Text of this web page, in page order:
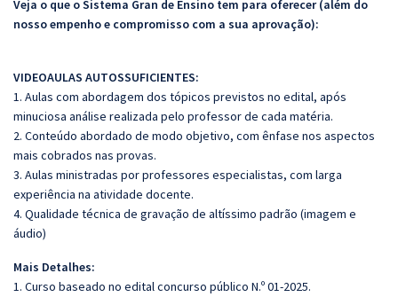
Veja o que o Sistema Gran de Ensino tem para oferecer (além do
nosso empenho e compromisso com a sua aprovação):
VIDEOAULAS AUTOSSUFICIENTES:
1. Aulas com abordagem dos tópicos previstos no edital, após
minuciosa análise realizada pelo professor de cada matéria.
2. Conteúdo abordado de modo objetivo, com ênfase nos aspectos
mais cobrados nas provas.
3. Aulas ministradas por professores especialistas, com larga
experiência na atividade docente.
4. Qualidade técnica de gravação de altíssimo padrão (imagem e
áudio)
Mais Detalhes:
1. Curso baseado no edital concurso público N.º 01-2025.